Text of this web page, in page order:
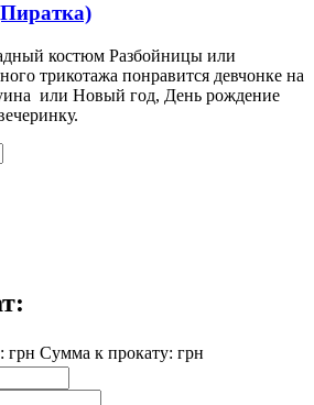
костюм Разбойницы или
трикотажа понравится девчонке на
или Новый год, День рождение
грн Сумма к прокату: грн